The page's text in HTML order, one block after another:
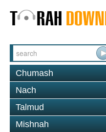
Chumash
Nach
Talmud
Mishnah